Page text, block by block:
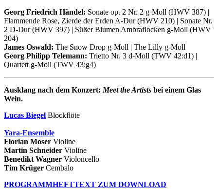
Georg Friedrich Händel: Sonate op. 2 Nr. 2 g-Moll (HWV 387) |
Flammende Rose, Zierde der Erden A-Dur (HWV 210) | Sonate Nr.
2 D-Dur (HWV 397) | Süßer Blumen Ambraflocken g-Moll (HWV
204)
James Oswald: The Snow Drop g-Moll | The Lilly g-Moll
Georg Philipp Telemann: Trietto Nr. 3 d-Moll (TWV 42:d1) |
Quartett g-Moll (TWV 43:g4)
Ausklang nach dem Konzert: Meet the Artists bei einem Glas
Wein.
Lucas Biegel Blockflöte
Yara-Ensemble
Florian Moser Violine
Martin Schneider Violine
Benedikt Wagner Violoncello
Tim Krüger Cembalo
PROGRAMMHEFTTEXT ZUM DOWNLOAD